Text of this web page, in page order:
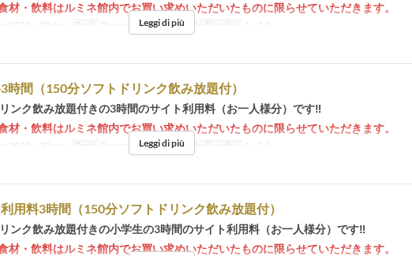
材・飲料はルミネ館内でお買い求めいただいたものに限らせていただきます。
2025 ~ 30 nov Pasti Pranzo, Tè, Cena Limite di ordini 1 ~ 14
Leggi di più
時間（150分ソフトドリンク飲み放題付）
ンク飲み放題付きの3時間のサイト利用料（お一人様分）です‼
材・飲料はルミネ館内でお買い求めいただいたものに限らせていただきます。
2025 ~ 30 nov Pasti Pranzo, Tè, Cena Limite di ordini 1 ~ 14
Leggi di più
用料3時間（150分ソフトドリンク飲み放題付）
ンク飲み放題付きの小学生の3時間のサイト利用料（お一人様分）です‼
材・飲料はルミネ館内でお買い求めいただいたものに限らせていただきます。